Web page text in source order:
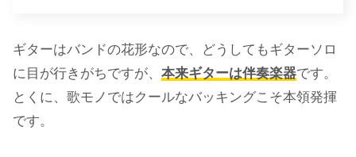
ギターはバンドの花形なので、どうしてもギターソロ
に目が行きがちですが、 本来ギターは伴奏楽器です。
とくに、歌モノではクールなバッキングこそ本領発揮
です。